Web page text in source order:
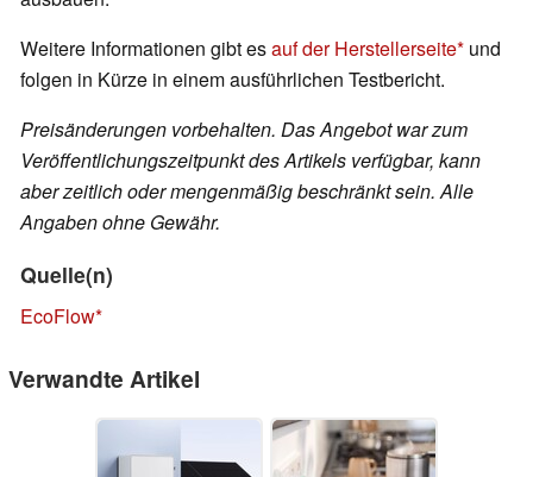
Weitere Informationen gibt esauf der Herstellerseite und
folgen in Kürze in einem ausführlichen Testbericht.
Preisänderungen vorbehalten. Das Angebot war zum
Veröffentlichungszeitpunkt des Artikels verfügbar, kann
aber zeitlich oder mengenmäßig beschränkt sein. Alle
Angaben ohne Gewähr.
Quelle(n)
EcoFlow
Verwandte Artikel